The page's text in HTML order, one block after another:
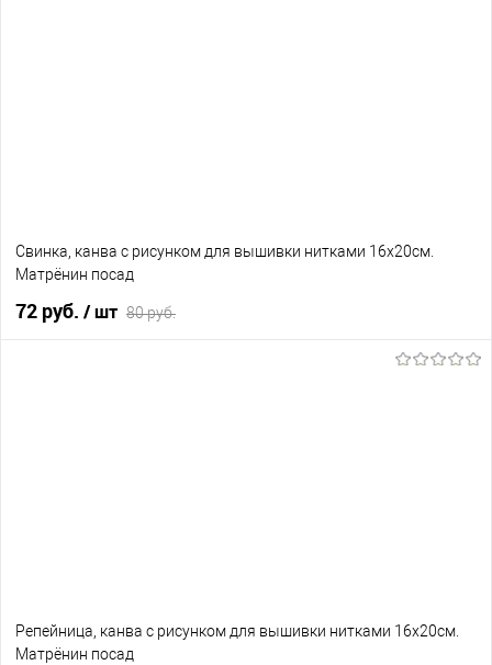
Свинка, канва с рисунком для вышивки нитками 16х20см.
Матрёнин посад
72 руб. / шт 80 руб.
Репейница, канва с рисунком для вышивки нитками 16х20см.
Матрёнин посад